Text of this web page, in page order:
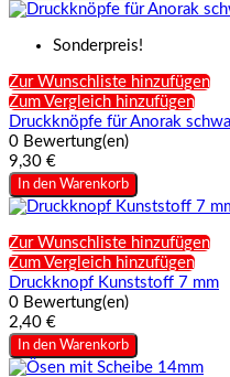
Sonderpreis!
Zur Wunschliste hinzufügen
Zum Vergleich hinzufügen
Druckknöpfe für Anorak
0 Bewertung(en)
9,30 €
In den Warenkorb
Zur Wunschliste hinzufügen
Zum Vergleich hinzufügen
Druckknopf Kunststoff 7 mm
0 Bewertung(en)
2,40 €
In den Warenkorb